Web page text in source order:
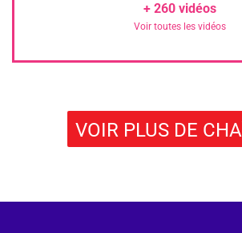
+ 260vidéos
Voir toutes les vidéos
VOIR PLUS DE